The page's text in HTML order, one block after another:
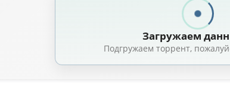
Загружаем
Подгружаем торрент,